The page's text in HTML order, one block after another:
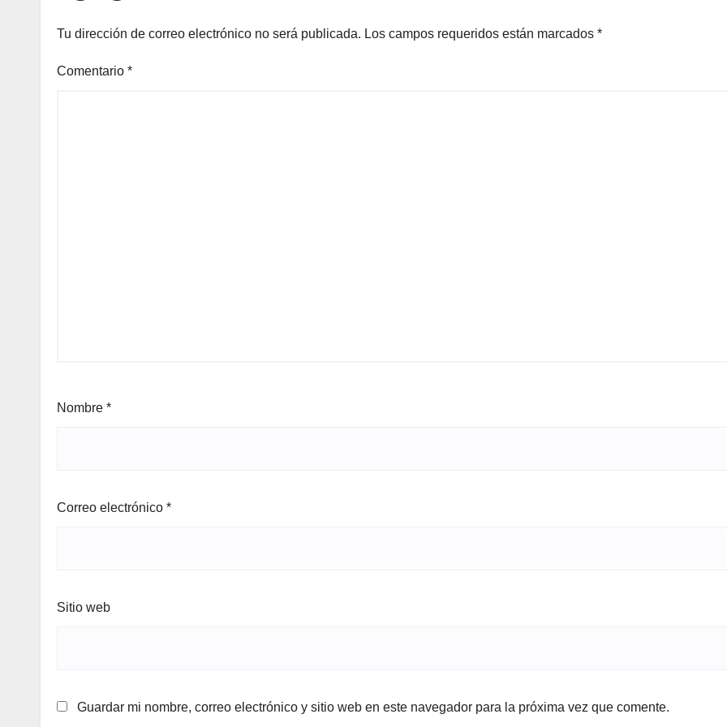
Tu dirección de correo electrónico no será publicada. Los campos requeridos están marcados *
Comentario *
Nombre *
Correo electrónico *
Sitio web
Guardar mi nombre, correo electrónico y sitio web en este navegador para la próxima vez que comente.